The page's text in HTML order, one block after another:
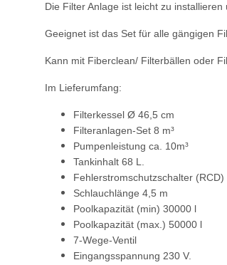
Die Filter Anlage ist leicht zu
Geeignet ist das Set für alle gängigen
Kann mit Fiberclean/ Filterbällen oder
Im Lieferumfang:
Filterkessel Ø 46,5 cm
Filteranlagen-Set 8 m³
Pumpenleistung ca. 10m³
Tankinhalt 68 L.
Fehlerstromschutzschalter (RCD)
Schlauchlänge 4,5 m
Poolkapazität (min) 30000 l
Poolkapazität (max.) 50000 l
7-Wege-Ventil
Eingangsspannung 230 V.